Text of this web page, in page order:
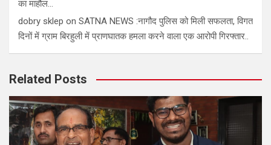
का माहौल…
dobry sklep on SATNA NEWS :नागौद पुलिस को मिली सफलता, विगत
दिनों में ग्राम बिरहुली में प्राणघातक हमला करने वाला एक आरोपी गिरफ्तार..
Related Posts